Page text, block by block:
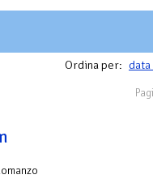
Ordina per: